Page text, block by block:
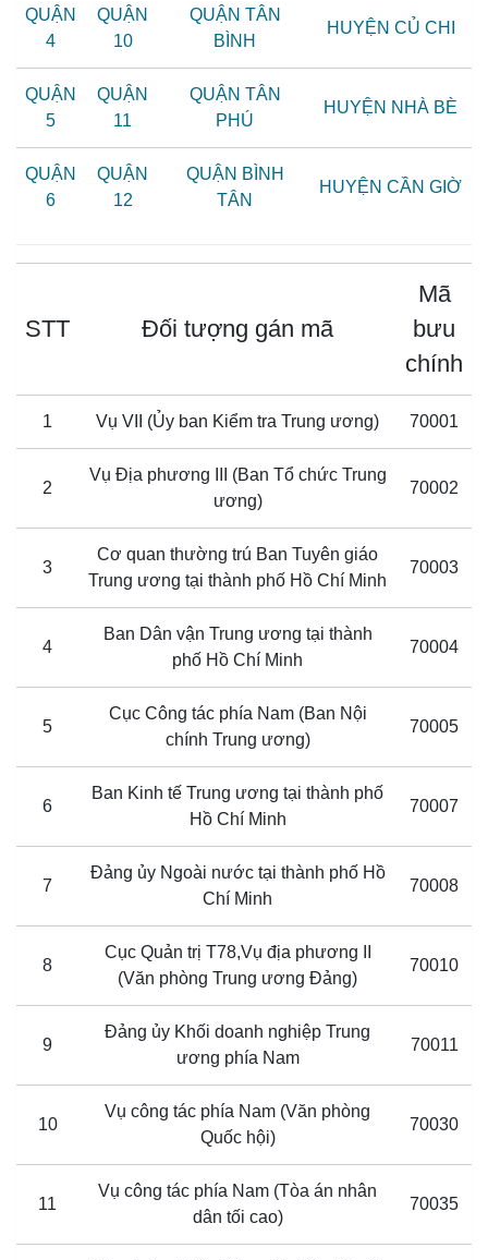
QUẬN
4
QUẬN
10
QUẬN TÂN
BÌNH
HUYỆN CỦ CHI
QUẬN
5
QUẬN
11
QUẬN TÂN
PHÚ
​HUYỆN NHÀ BÈ
QUẬN
6
QUẬN
12
QUẬN BÌNH
TÂN
HUYỆN CẦN GIỜ
STT Đối tượng gán mã
Mã
bưu
chính
1 Vụ VII (Ủy ban Kiểm tra Trung ương) 70001
2
Vụ Địa phương III (Ban Tổ chức Trung
ương)
70002
3
Cơ quan thường trú Ban Tuyên giáo
Trung ương tại thành phố Hồ Chí Minh
70003
4
Ban Dân vận Trung ương tại thành
phố Hồ Chí Minh
70004
5
Cục Công tác phía Nam (Ban Nội
chính Trung ương)
70005
6
Ban Kinh tế Trung ương tại thành phố
Hồ Chí Minh
70007
7
Đảng ủy Ngoài nước tại thành phố Hồ
Chí Minh
70008
8
Cục Quản trị T78,Vụ địa phương II
(Văn phòng Trung ương Đảng)
70010
9
Đảng ủy Khối doanh nghiệp Trung
ương phía Nam
70011
10
Vụ công tác phía Nam (Văn phòng
Quốc hội)
70030
11
Vụ công tác phía Nam (Tòa án nhân
dân tối cao)
70035